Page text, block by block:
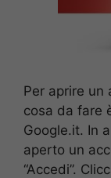
Per aprire un
cosa da fare
Google.it. In
aperto un
“Accedi”.